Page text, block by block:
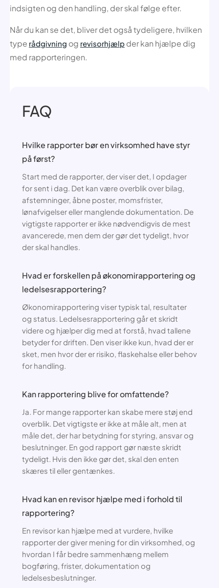
indsigten og den handling, der skal følge efter.
Når du kan se det, bliver det også tydeligere, hvilken
type rådgivning og revisorhjælp der kan hjælpe dig
med rapporteringen.
FAQ
Hvilke rapporter bør en virksomhed have styr
på først?
Start med de rapporter, der viser det, I opdager
for sent i dag. Det kan være overblik over bilag,
afstemninger, åbne poster, momsfrister,
lønafvigelser eller manglende dokumentation. De
vigtigste rapporter er ikke nødvendigvis de mest
avancerede, men dem der gør det tydeligt, hvor
der skal handles.
Hvad er forskellen på økonomirapportering og
ledelsesrapportering?
Økonomirapportering viser typisk tal, resultater
og status. Ledelsesrapportering går et skridt
videre og hjælper dig med at forstå, hvad tallene
betyder for driften. Den viser ikke kun, hvad der er
sket, men hvor der er risiko, flaskehalse eller behov
for handling.
Kan rapportering blive for omfattende?
Ja. For mange rapporter kan skabe mere støj end
overblik. Det vigtigste er ikke at måle alt, men at
måle det, der har betydning for styring, ansvar og
beslutninger. En god rapport gør næste skridt
tydeligt. Hvis den ikke gør det, skal den enten
skæres til eller gentænkes.
Hvad kan en revisor hjælpe med i forhold til
rapportering?
En revisor kan hjælpe med at vurdere, hvilke
rapporter der giver mening for din virksomhed, og
hvordan I får bedre sammenhæng mellem
bogføring, frister, dokumentation og
ledelsesbeslutninger.